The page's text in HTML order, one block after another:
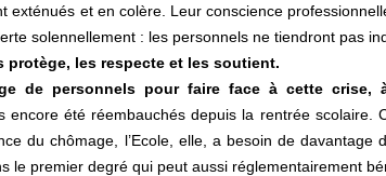
et en colère. Leur conscience
solennellement : les personnels ne tiendront pas
protège, les respecte et les soutient.
de personnels pour faire face à cette crise,
encore été réembauchés depuis la rentrée
du chômage, l’Ecole, elle, a besoin de
premier degré qui peut aussi réglementairement